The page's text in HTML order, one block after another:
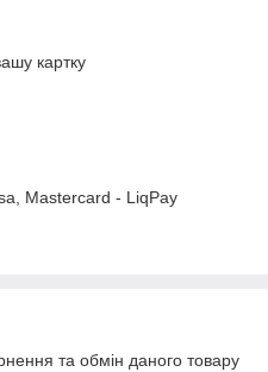
картку
Mastercard - LiqPay
та обмін даного товару